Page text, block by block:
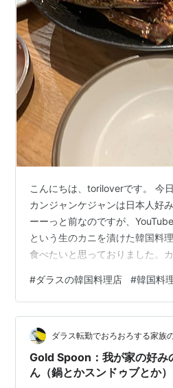
こんにちは、toriloverです。 今
カンジャンケジャンは日本人好
ーーっと前なのですが、
という生のカニを漬けた韓国料
食べたいと思っておりました。
ンの「ケ」は韓国語でカニとい
リガニを漬け込んだ料理を指し
www.kurashiru.com というもの
しそうです。 それをどうやって
思いまして、マリネした蟹みた
せばあるかなあと思い、…
#ダラスの韓国料理店 #韓国料
ダラス転勤でおろおろする家族
Gold Spoon：我が家の好み
ん（鍋とかスンドゥブとか）